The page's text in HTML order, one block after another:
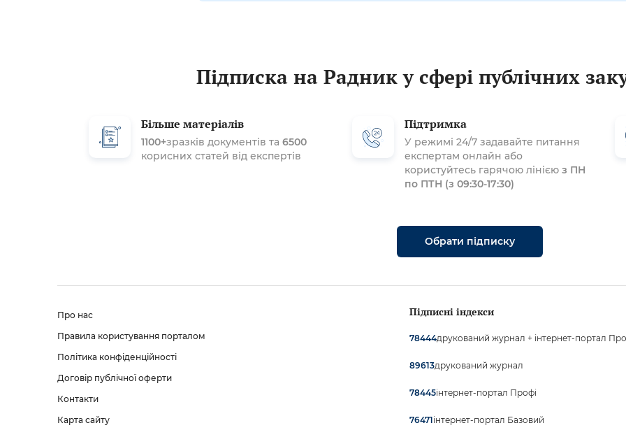
Підписка на Радник у сфері публічних
Більше матеріалів
1100+зразків документів та 6500
корисних статей від експертів
Підтримка
У режимі 24/7 задавайте питання
експертам онлайн або
користуйтесь гарячою лінією з ПН
по ПТН (з 09:30-17:30)
Обрати підписку
Про нас
Правила користування порталом
Політика конфіденційності
Договір публічної оферти
Контакти
Карта сайту
Підписні індекси
78444друкований журнал + інтернет-портал
89613друкований журнал
78445інтернет-портал Профі
76471інтернет-портал Базовий